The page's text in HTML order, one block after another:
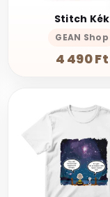
Stitch Kék
GEAN Shop
4 490 Ft